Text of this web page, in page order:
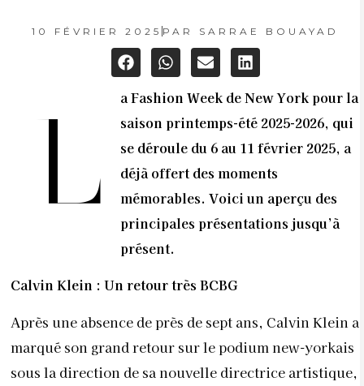
10 FÉVRIER 2025 PAR SARRAE BOUAYAD
L
a Fashion Week de New York pour la
saison printemps-été 2025-2026, qui
se déroule du 6 au 11 février 2025, a
déjà offert des moments
mémorables. Voici un aperçu des
principales présentations jusqu’à
présent.
Calvin Klein : Un retour très BCBG
Après une absence de près de sept ans, Calvin Klein a
marqué son grand retour sur le podium new-yorkais
sous la direction de sa nouvelle directrice artistique,